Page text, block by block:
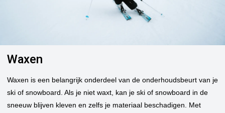
Waxen
Waxen is een belangrijk onderdeel van de onderhoudsbeurt van je
ski of snowboard. Als je niet waxt, kan je ski of snowboard in de
sneeuw blijven kleven en zelfs je materiaal beschadigen. Met